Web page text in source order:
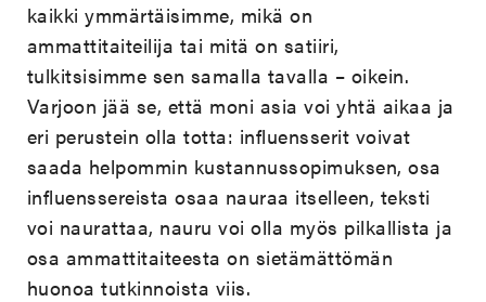
kaikki ymmärtäisimme, mikä on
ammattitaiteilija tai mitä on satiiri,
tulkitsisimme sen samalla tavalla – oikein.
Varjoon jää se, että moni asia voi yhtä aikaa ja
eri perustein olla totta: influensserit voivat
saada helpommin kustannussopimuksen, osa
influenssereista osaa nauraa itselleen, teksti
voi naurattaa, nauru voi olla myös pilkallista ja
osa ammattitaiteesta on sietämättömän
huonoa tutkinnoista viis.